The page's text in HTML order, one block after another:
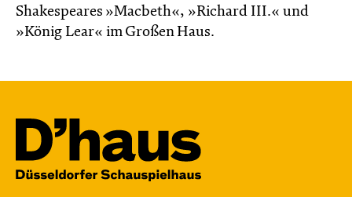
Shakespeares »Macbeth«, »Richard III.« und
»König Lear« im Großen Haus.